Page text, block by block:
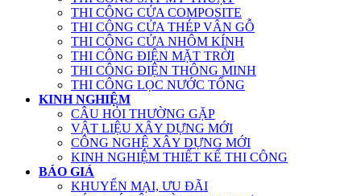
THI CÔNG CỬA COMPOSITE
THI CÔNG CỬA THÉP VÂN GỖ
THI CÔNG CỬA NHÔM KÍNH
THI CÔNG ĐIỆN MẶT TRỜI
THI CÔNG ĐIỆN THÔNG MINH
THI CÔNG LỌC NƯỚC TỔNG
KINH NGHIỆM
CÂU HỎI THƯỜNG GẶP
VẬT LIỆU XÂY DỰNG MỚI
CÔNG NGHỆ XÂY DỰNG MỚI
KINH NGHIỆM THIẾT KẾ THI CÔNG
BÁO GIÁ
KHUYẾN MẠI, ƯU ĐÃI